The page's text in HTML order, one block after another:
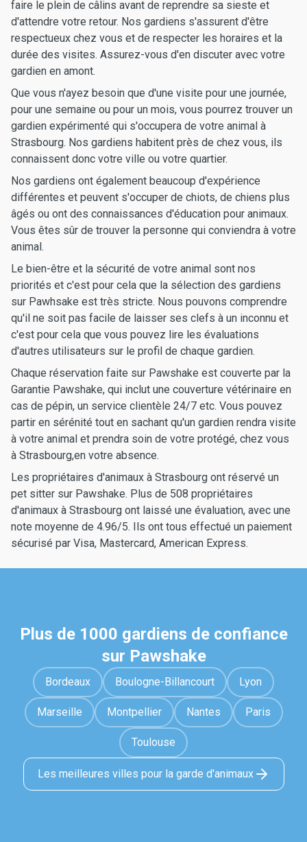
faire le plein de câlins avant de reprendre sa sieste et
d'attendre votre retour. Nos gardiens s'assurent d'être
respectueux chez vous et de respecter les horaires et la
durée des visites. Assurez-vous d'en discuter avec votre
gardien en amont.
Que vous n'ayez besoin que d'une visite pour une journée,
pour une semaine ou pour un mois, vous pourrez trouver un
gardien expérimenté qui s'occupera de votre animal à
Strasbourg. Nos gardiens habitent près de chez vous, ils
connaissent donc votre ville ou votre quartier.
Nos gardiens ont également beaucoup d'expérience
différentes et peuvent s'occuper de chiots, de chiens plus
âgés ou ont des connaissances d'éducation pour animaux.
Vous êtes sûr de trouver la personne qui conviendra à votre
animal.
Le bien-être et la sécurité de votre animal sont nos
priorités et c'est pour cela que la sélection des gardiens
sur Pawhsake est très stricte. Nous pouvons comprendre
qu'il ne soit pas facile de laisser ses clefs à un inconnu et
c'est pour cela que vous pouvez lire les évaluations
d'autres utilisateurs sur le profil de chaque gardien.
Chaque réservation faite sur Pawshake est couverte par la
Garantie Pawshake, qui inclut une couverture vétérinaire en
cas de pépin, un service clientèle 24/7 etc. Vous pouvez
partir en sérénité tout en sachant qu'un gardien rendra visite
à votre animal et prendra soin de votre protégé, chez vous
à Strasbourg,en votre absence.
Les propriétaires d'animaux à Strasbourg ont réservé un
pet sitter sur Pawshake. Plus de 508 propriétaires
d'animaux à Strasbourg ont laissé une évaluation, avec une
note moyenne de 4.96/5. Ils ont tous effectué un paiement
sécurisé par Visa, Mastercard, American Express.
Plus de 1000 gardiens de confiance
sur Pawshake
Bordeaux Boulogne-Billancourt Lyon
Marseille Montpellier Nantes Paris
Toulouse
Les meilleures villes pour la garde d'animaux